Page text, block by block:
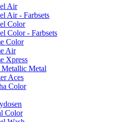
Air
Air - Farbsets
Color
Color - Farbsets
Color
Air
Xpress
Metal
Aces
Color
Color